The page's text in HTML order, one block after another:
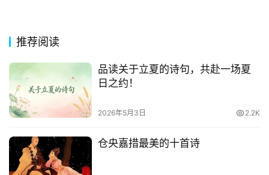
台
其
他
词
推荐阅读
品读关于立夏的诗句，共赴一场夏
日之约！
2026年5月3日 2.2K
仓央嘉措最美的十首诗